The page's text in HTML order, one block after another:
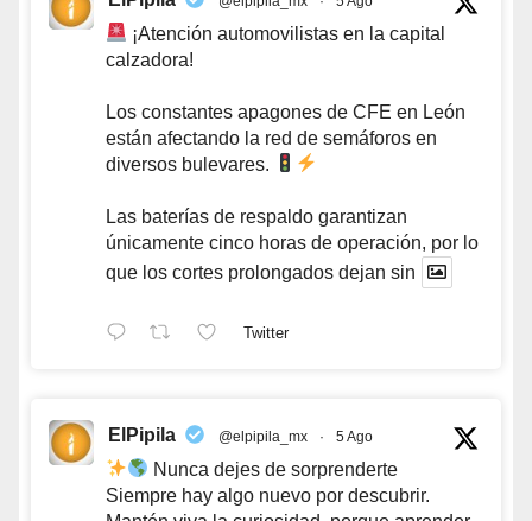
¡Atención automovilistas en la capital
calzadora!
Los constantes apagones de CFE en León
están afectando la red de semáforos en
diversos bulevares.
Las baterías de respaldo garantizan
únicamente cinco horas de operación, por lo
que los cortes prolongados dejan sin
Twitter
ElPipila @elpipila_mx · 5 Ago
Nunca dejes de sorprenderte
Siempre hay algo nuevo por descubrir.